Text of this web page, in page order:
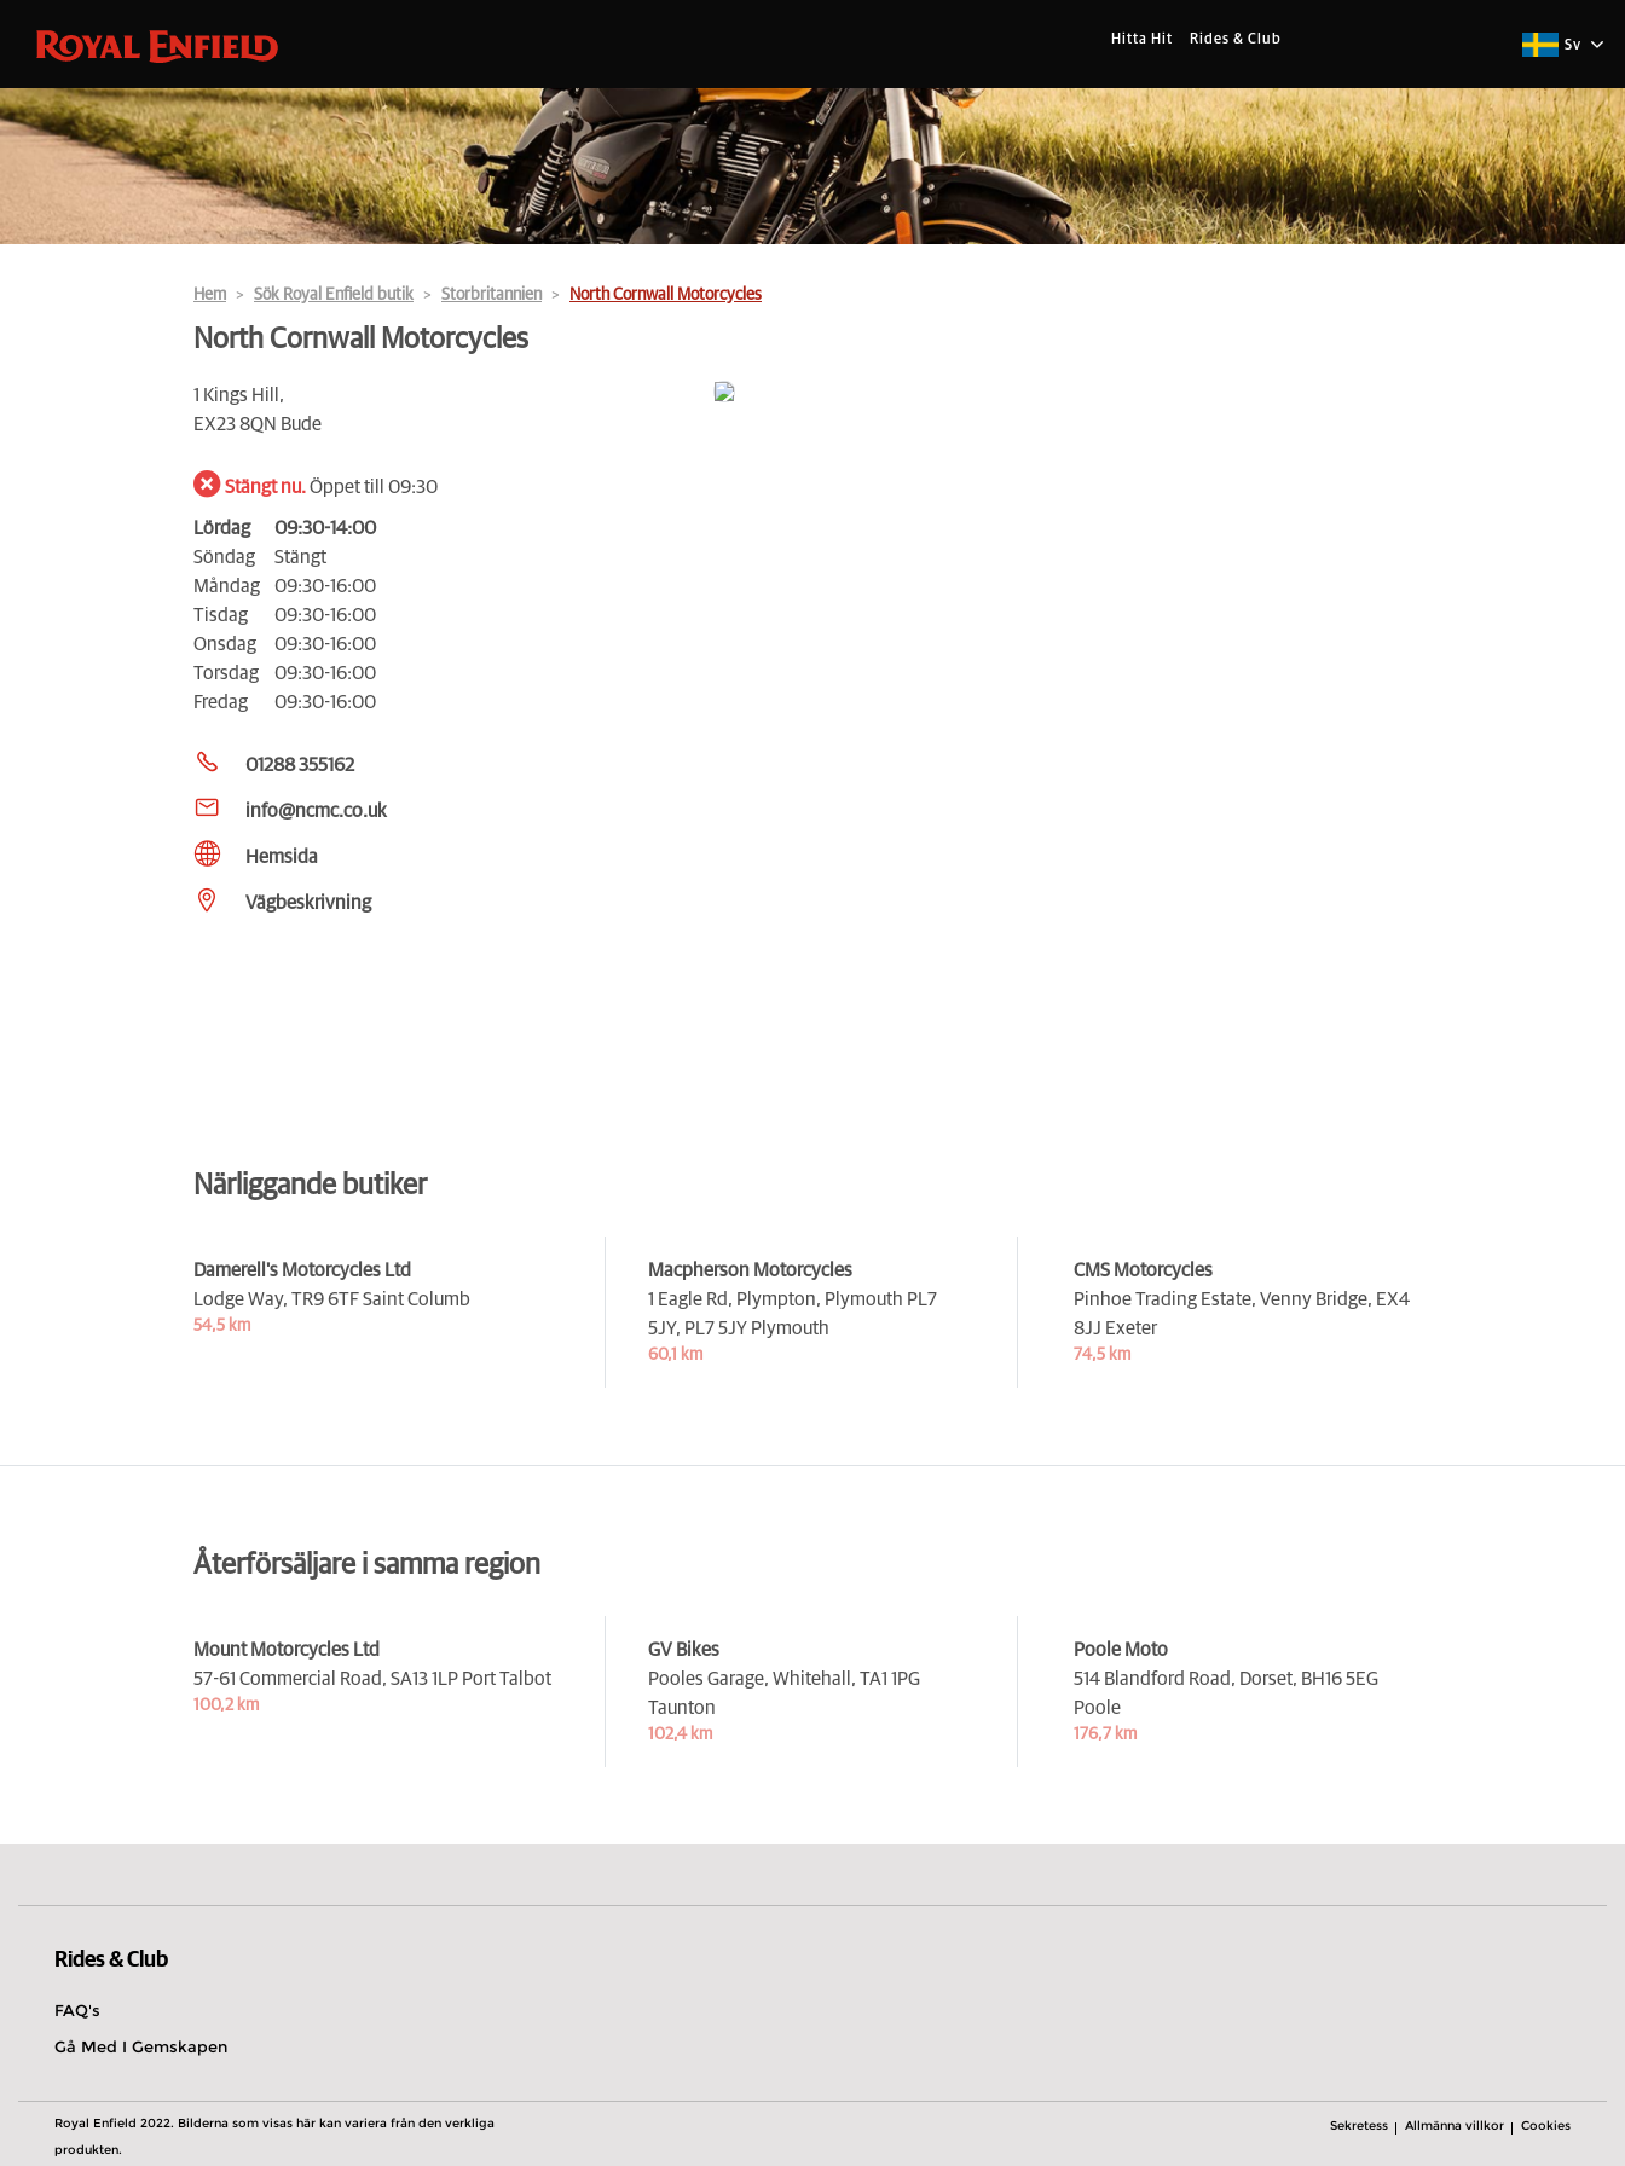
Hitta Hit Rides & Club Sv
Hem Sök Royal Enfield butik Storbritannien North Cornwall Motorcycles
North Cornwall Motorcycles
1 Kings Hill,
EX23 8QN Bude
Stängt nu.Öppet till 09:30
Lördag
09:30-14:00
Söndag
Stängt
Måndag
09:30-16:00
Tisdag
09:30-16:00
Onsdag
09:30-16:00
Torsdag
09:30-16:00
Fredag
09:30-16:00
01288 355162
info@ncmc.co.uk
Hemsida
Vägbeskrivning
Närliggande butiker
Damerell's Motorcycles Ltd
Lodge Way, TR9 6TF Saint Columb
54,5 km
Macpherson Motorcycles
1 Eagle Rd, Plympton, Plymouth PL7
5JY, PL7 5JY Plymouth
60,1 km
CMS Motorcycles
Pinhoe Trading Estate, Venny Bridge, EX4
8JJ Exeter
74,5 km
Återförsäljare i samma region
Mount Motorcycles Ltd
57-61 Commercial Road, SA13 1LP Port Talbot
100,2 km
GV Bikes
Pooles Garage, Whitehall, TA1 1PG
Taunton
102,4 km
Poole Moto
514 Blandford Road, Dorset, BH16 5EG
Poole
176,7 km
Rides & Club
FAQ's
Gå Med I Gemskapen
Royal Enfield 2022. Bilderna som visas här kan variera från den verkliga
produkten.
Sekretess Allmänna villkor Cookies